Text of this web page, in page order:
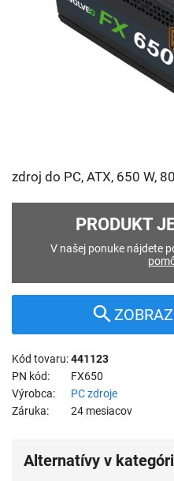
zdroj do PC, ATX, 650 W,
PRODUKT
V našej ponuke nájdete
Kód tovaru 441123
PN kód
FX650
Výrobca
PC zdroje
Záruka
24 mesiacov
Alternatívy v